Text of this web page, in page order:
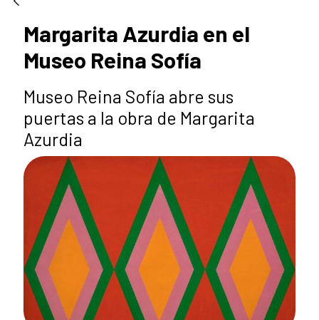
Margarita Azurdia en el
Museo Reina Sofía
Museo Reina Sofía abre sus
puertas a la obra de Margarita
Azurdia